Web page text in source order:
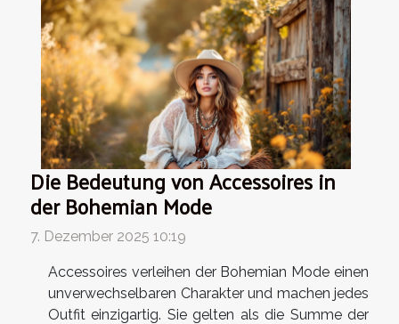
Die Bedeutung von Accessoires in
der Bohemian Mode
7. Dezember 2025 10:19
Accessoires verleihen der Bohemian Mode einen
unverwechselbaren Charakter und machen jedes
Outfit einzigartig. Sie gelten als die Summe der